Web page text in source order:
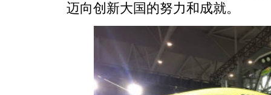
迈向创新大国的努力和成就。